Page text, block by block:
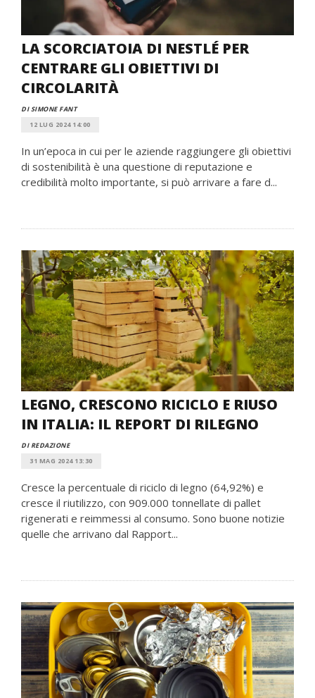
LA SCORCIATOIA DI NESTLÉ PER
CENTRARE GLI OBIETTIVI DI
CIRCOLARITÀ
DI SIMONE FANT
12 LUG 2024 14:00
In un’epoca in cui per le aziende raggiungere gli obiettivi
di sostenibilità è una questione di reputazione e
credibilità molto importante, si può arrivare a fare d...
LEGNO, CRESCONO RICICLO E RIUSO
IN ITALIA: IL REPORT DI RILEGNO
DI REDAZIONE
31 MAG 2024 13:30
Cresce la percentuale di riciclo di legno (64,92%) e
cresce il riutilizzo, con 909.000 tonnellate di pallet
rigenerati e reimmessi al consumo. Sono buone notizie
quelle che arrivano dal Rapport...